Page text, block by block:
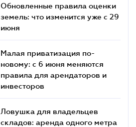
Обновленные правила оценки
земель: что изменится уже с 29
июня
Малая приватизация по-
новому: с 6 июня меняются
правила для арендаторов и
инвесторов
Ловушка для владельцев
складов: аренда одного метра